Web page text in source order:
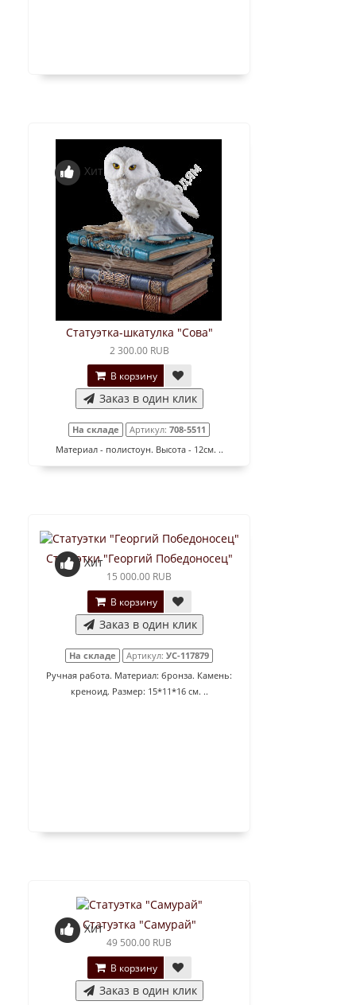
Хит
Статуэтка-шкатулка "Сова"
2 300.00 RUB
В корзину
Заказ в один клик
На складе Артикул: 708-5511
Материал - полистоун. Высота - 12см. ..
Хит
Статуэтки "Георгий Победоносец"
15 000.00 RUB
В корзину
Заказ в один клик
На складе Артикул: УС-117879
Ручная работа. Материал: бронза. Камень:
креноид. Размер: 15*11*16 см. ..
Хит
Статуэтка "Самурай"
49 500.00 RUB
В корзину
Заказ в один клик